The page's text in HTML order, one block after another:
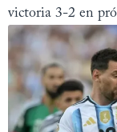
victoria 3-2 en
el corazón de